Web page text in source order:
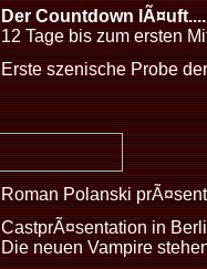
Der Countdown
12 Tage bis zum ersten
Erste szenische Probe
Roman Polanski
CastprÃ¤sentation in
Die neuen Vampire